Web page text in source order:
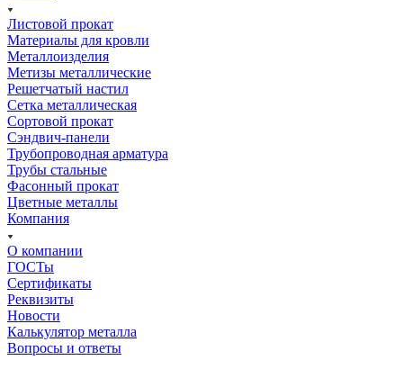
Листовой прокат
Материалы для кровли
Металлоизделия
Метизы металлические
Решетчатый настил
Сетка металлическая
Сортовой прокат
Сэндвич-панели
Трубопроводная арматура
Трубы стальные
Фасонный прокат
Цветные металлы
Компания
О компании
ГОСТы
Сертификаты
Реквизиты
Новости
Калькулятор металла
Вопросы и ответы